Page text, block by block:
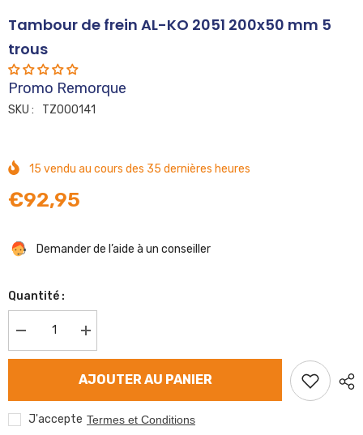
Tambour de frein AL-KO 2051 200x50 mm 5
trous
Promo Remorque
SKU : TZ000141
15 vendu au cours des 35 dernières heures
€92,95
Demander de l’aide à un conseiller
Quantité :
Diminuer
la
quantité
AL-
Augmenter
la
quantité
de
Tambour
AL-
AJOUTER AU PANIER
J'accepte Termes et Conditions